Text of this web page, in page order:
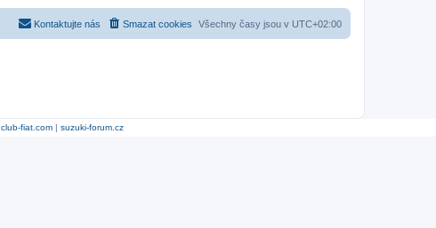
Všechny časy jsou v UTC+02:00
Smazat cookies
Kontaktujte nás
club-fiat.com | suzuki-forum.cz